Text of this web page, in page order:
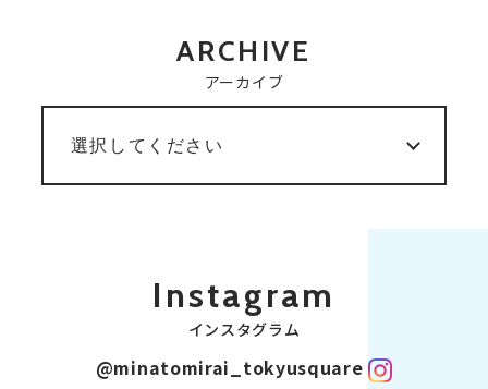
ARCHIVE
アーカイブ
Instagram
インスタグラム
@minatomirai_tokyusquare